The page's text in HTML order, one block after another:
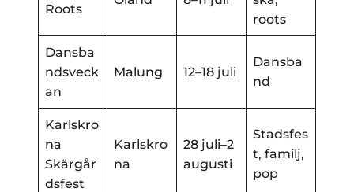
Roots
roots
Dansba
ndsveck
an
Malung 12–18 juli
Dansba
nd
Karlskro
na
Skärgår
dsfest
Karlskro
na
28 juli–2
augusti
Stadsfes
t, familj,
pop